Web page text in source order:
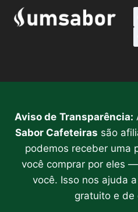
Aviso de Transparência:
Sabor Cafeteiras são
podemos receber uma
você comprar por eles
você. Isso nos ajuda
gratuito e de